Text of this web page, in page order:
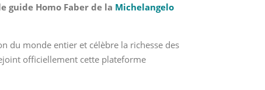
guide Homo Faber de la Michelangelo
du monde entier et célèbre la richesse des
officiellement cette plateforme